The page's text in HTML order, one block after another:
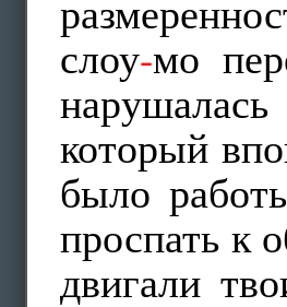
слоу-мо
который
было
проспать к
двигали